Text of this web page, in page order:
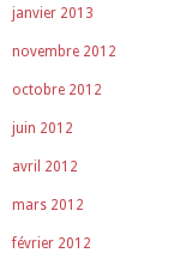
janvier 2013
novembre 2012
octobre 2012
juin 2012
avril 2012
mars 2012
février 2012